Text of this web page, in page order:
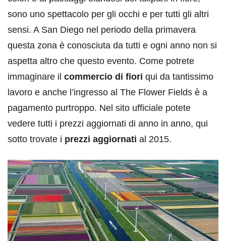
sono uno spettacolo per gli occhi e per tutti gli altri
sensi. A San Diego nel periodo della primavera
questa zona è conosciuta da tutti e ogni anno non si
aspetta altro che questo evento. Come potrete
immaginare il commercio di fiori qui da tantissimo
lavoro e anche l’ingresso al The Flower Fields è a
pagamento purtroppo. Nel sito ufficiale potete
vedere tutti i prezzi aggiornati di anno in anno, qui
sotto trovate i prezzi aggiornati al 2015.